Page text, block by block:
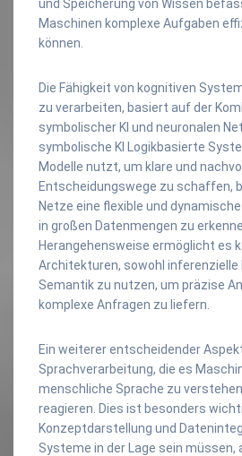
und Speicherung von Wissen
Maschinen komplexe Aufgaben
können.
Die Fähigkeit von kognitiven
zu verarbeiten, basiert auf der
symbolischer KI und neuronalen
symbolische KI Logikbasierte
Modelle nutzt, um klare und
Entscheidungswege zu schaffen,
Netze eine flexible und
in großen Datenmengen zu
Herangehensweise ermöglicht es
Architekturen, sowohl inferenzielle
Semantik zu nutzen, um präzise
komplexe Anfragen zu liefern.
Ein weiterer entscheidender
Sprachverarbeitung, die es
menschliche Sprache zu
reagieren. Dies ist besonders
Konzeptdarstellung und
Systeme in der Lage sein